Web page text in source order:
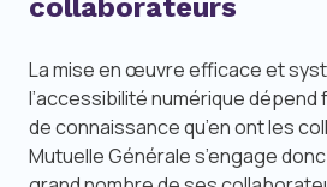
collaborateurs
La mise en œuvre efficace et
l’accessibilité numérique
de connaissance qu’en ont les
Mutuelle Générale s’engage